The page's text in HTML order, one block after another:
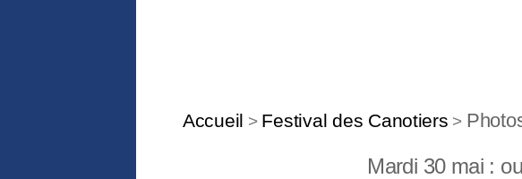
Accueil > Festival des Canotiers >
Mardi 30 mai :